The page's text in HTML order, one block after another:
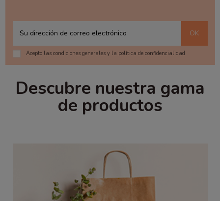
Acepto las condiciones generales y la política de confidencialidad
Descubre nuestra gama
de productos